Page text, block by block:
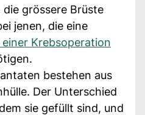
grössere Brüste
jenen, die eine
einer Krebsoperation
bestehen aus
Der Unterschied
sie gefüllt sind, und